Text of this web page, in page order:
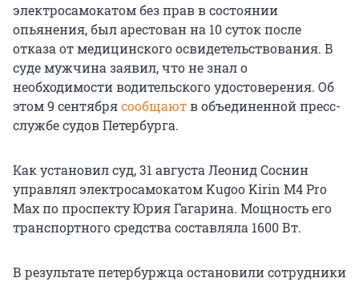
электросамокатом без прав в состоянии
опьянения, был арестован на 10 суток после
отказа от медицинского освидетельствования. В
суде мужчина заявил, что не знал о
необходимости водительского удостоверения. Об
этом 9 сентябрясообщаютв объединенной пресс-
службе судов Петербурга.
Как установил суд, 31 августа Леонид Соснин
управлял электросамокатом Kugoo Kirin M4 Pro
Max по проспектуЮрия Гагарина. Мощность его
транспортного средства составляла 1600 Вт.
В результате петербуржца остановили сотрудники